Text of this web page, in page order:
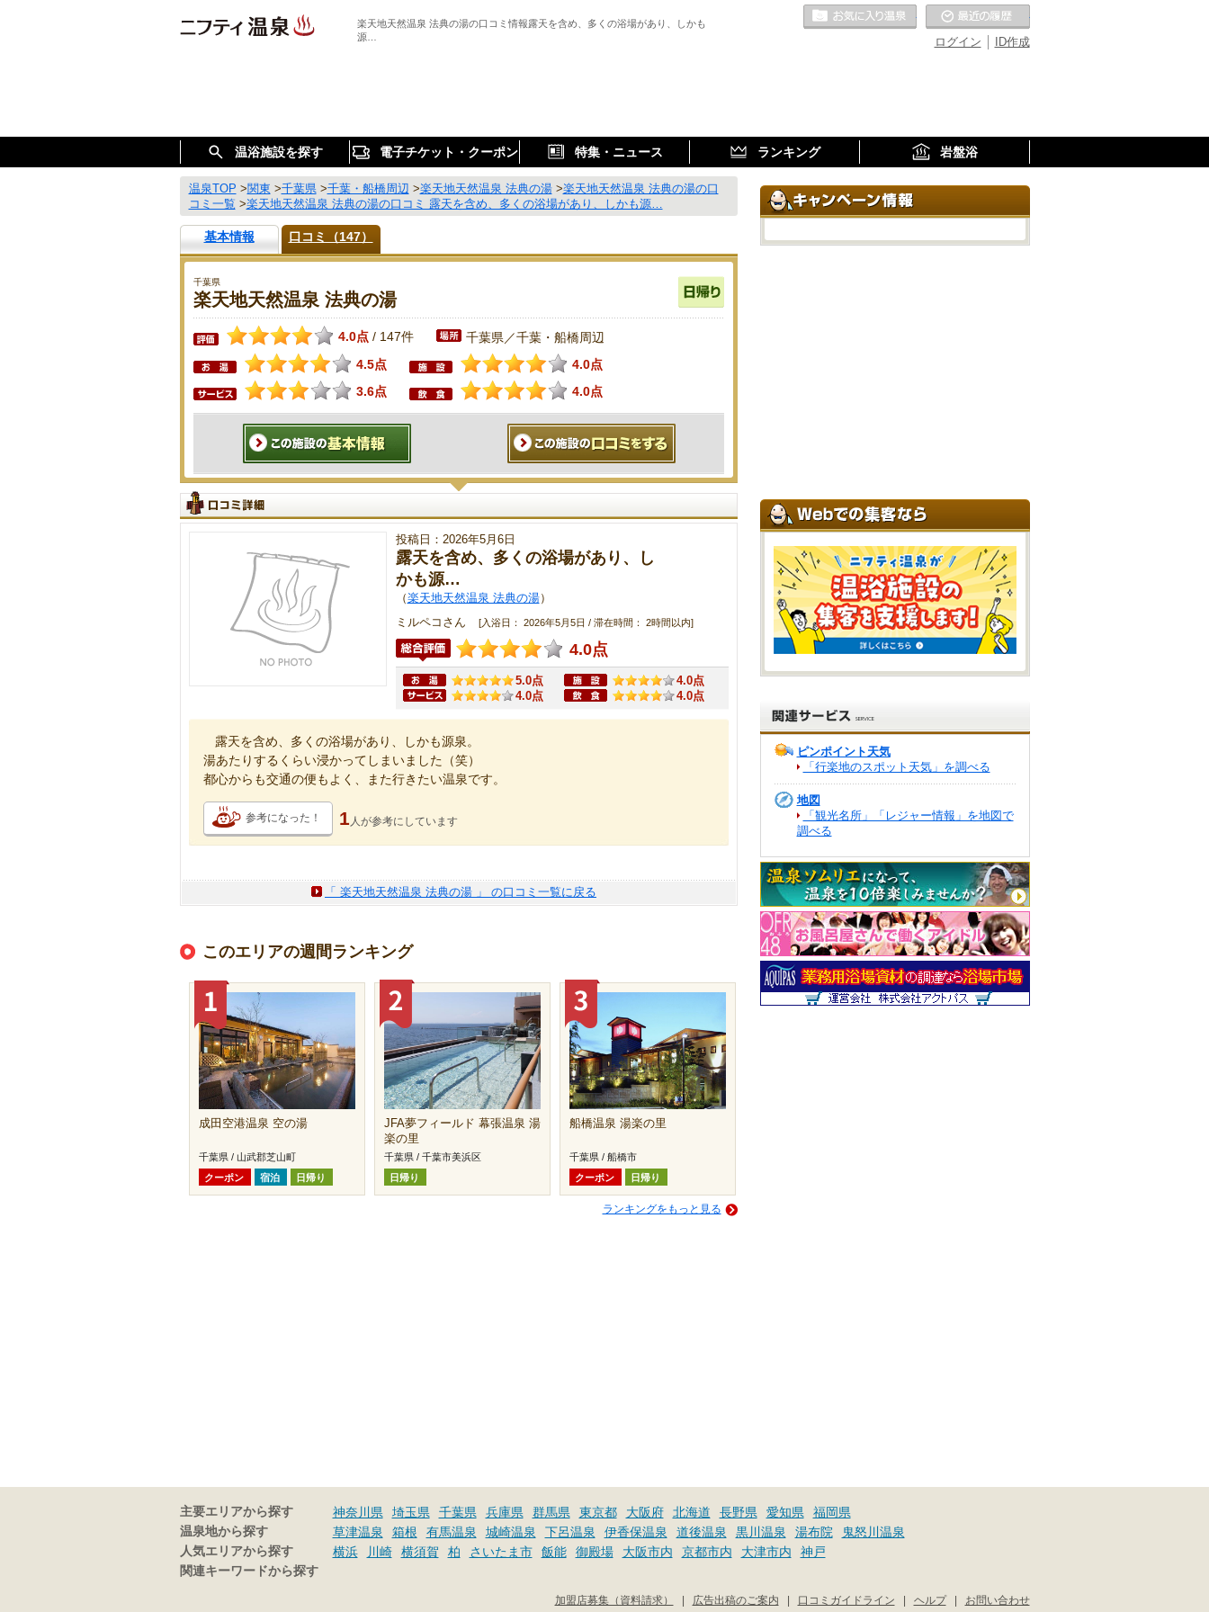
楽天地天然温泉 法典の湯の口コミ情報露天を含め、多くの浴場があり、しかも
源…
ID作成
ログイン
お気に入りの温泉
温浴施設を探す 電子チケット・クーポン 特集・ニュース ランキング 岩盤浴
温泉TOP >関東 >千葉県>千葉・船橋周辺 >楽天地天然温泉 法典の湯>楽天地天然温泉 法典の湯の口
コミ一覧 >楽天地天然温泉 法典の湯の口コミ 露天を含め、多くの浴場があり、しかも源…
基本情報 口コミ（147）
千葉県
楽天地天然温泉 法典の湯
4.0点 / 147件 千葉県／千葉・船橋周辺
4.5点
4.0点
3.6点
4.0点
投稿日：2026年5月6日
露天を含め、多くの浴場があり、し
かも源…
（楽天地天然温泉 法典の湯）
ミルペコさん
[入浴日： 2026年5月5日 / 滞在時間： 2時間以内]
4.0点
5.0点
4.0点
4.0点
4.0点
露天を含め、多くの浴場があり、しかも源泉。
湯あたりするくらい浸かってしまいました（笑）
都心からも交通の便もよく、また行きたい温泉です。
参考になった！ 1 人が参考にしています
「 楽天地天然温泉 法典の湯 」 の口コミ一覧に戻る
このエリアの週間ランキング
成田空港温泉 空の湯
千葉県 / 山武郡芝山町
クーポン
宿泊 日帰り
JFA夢フィールド 幕張温泉 湯
楽の里
千葉県 / 千葉市美浜区
日帰り
船橋温泉 湯楽の里
千葉県 / 船橋市
クーポン
日帰り
ランキングをもっと見る
ピンポイント天気
「行楽地のスポット天気」を調べる
地図
「観光名所」「レジャー情報」を地図で
調べる
主要エリアから探す 神奈川県 埼玉県 千葉県 兵庫県 群馬県 東京都 大阪府 北海道 長野県 愛知県 福岡県
温泉地から探す 草津温泉 箱根 有馬温泉 城崎温泉 下呂温泉 伊香保温泉 道後温泉 黒川温泉 湯布院 鬼怒川温泉
人気エリアから探す 横浜 川崎 横須賀 柏 さいたま市 飯能 御殿場 大阪市内 京都市内 大津市内 神戸
関連キーワードから探す
お問い合わせ
|
ヘルプ
|
口コミガイドライン
|
広告出稿のご案内
|
加盟店募集（資料請求）